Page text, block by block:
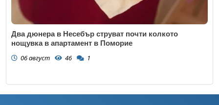
Два дюнера в Несебър струват почти колкото
нощувка в апартамент в Поморие
06 август 46 1